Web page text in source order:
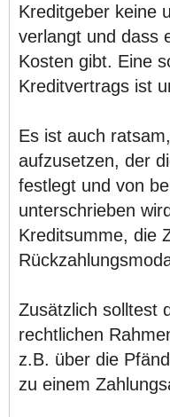
Kreditgeber keine
verlangt und dass
Kosten gibt. Eine
Kreditvertrags ist
Es ist auch
aufzusetzen, der
festlegt und von
unterschrieben
Kreditsumme, die
Zusätzlich solltest
rechtlichen
z.B. über die
zu einem